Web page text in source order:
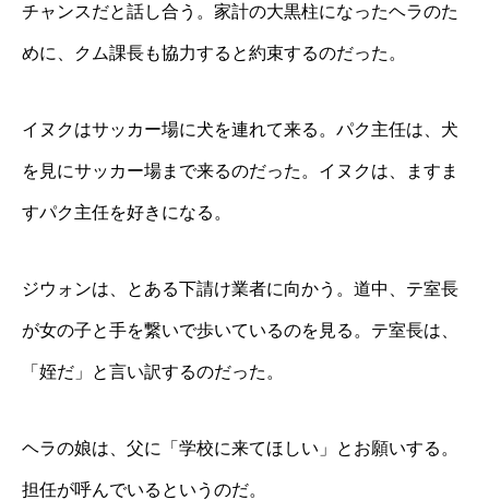
チャンスだと話し合う。家計の大黒柱になったヘラのた
めに、クム課長も協力すると約束するのだった。
イヌクはサッカー場に犬を連れて来る。パク主任は、犬
を見にサッカー場まで来るのだった。イヌクは、ますま
すパク主任を好きになる。
ジウォンは、とある下請け業者に向かう。道中、テ室長
が女の子と手を繋いで歩いているのを見る。テ室長は、
「姪だ」と言い訳するのだった。
ヘラの娘は、父に「学校に来てほしい」とお願いする。
担任が呼んでいるというのだ。